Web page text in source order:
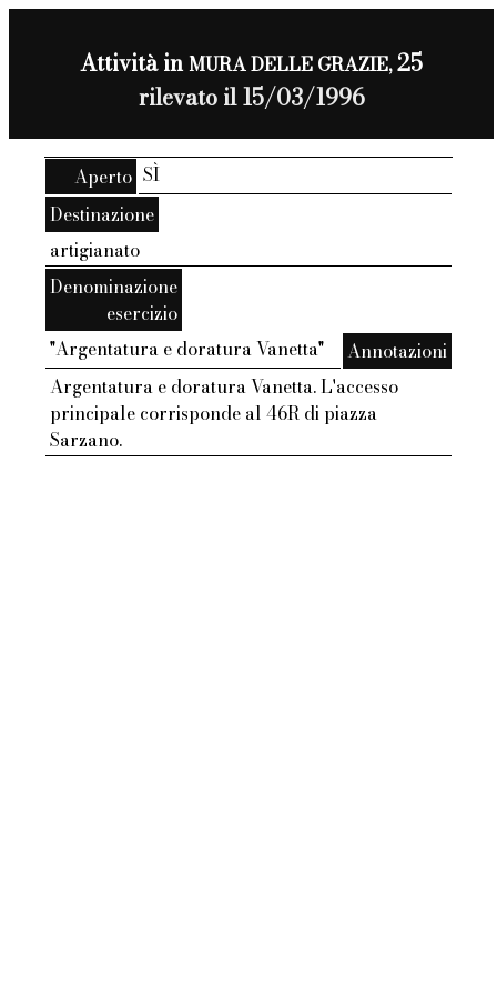
Attività inMURA DELLE GRAZIE,25
rilevato il 15/03/1996
Aperto SÌ
Destinazione
artigianato
Denominazione
esercizio
"Argentatura e doratura Vanetta"
Annotazioni
Argentatura e doratura Vanetta. L'accesso
principale corrisponde al 46R di piazza
Sarzano.